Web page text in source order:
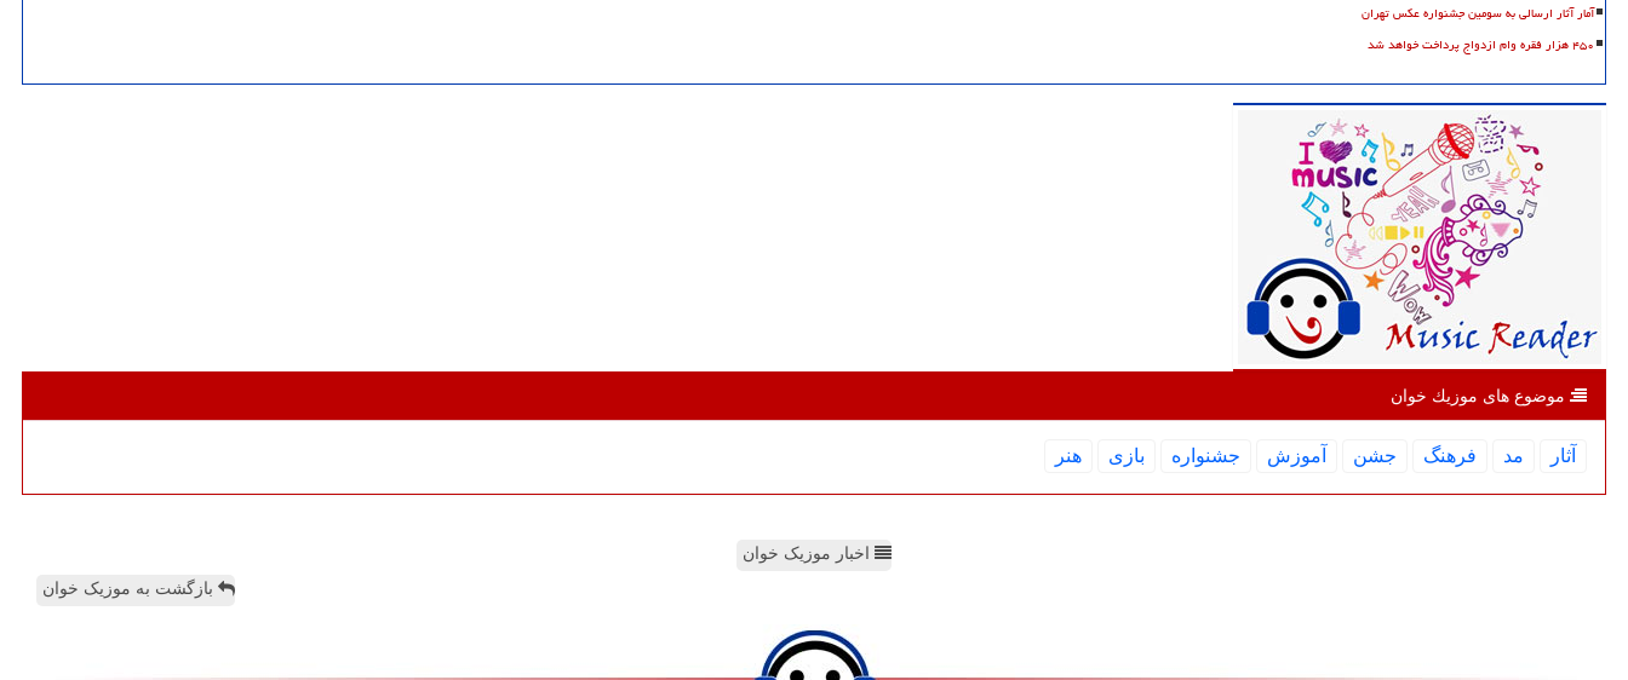
آمار آثار ارسالی به سومین جشنواره عکس تهران
۴۵۰ هزار فقره وام ازدواج پرداخت خواهد شد
موضوع های موزیك خوان
آثار مد فرهنگ جشن آموزش جشنواره بازی هنر
اخبار موزیک خوان
بازگشت به موزیک خوان